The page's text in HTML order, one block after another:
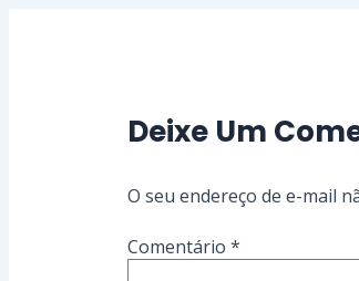
Deixe Um
O seu endereço de e-mail
Comentário *